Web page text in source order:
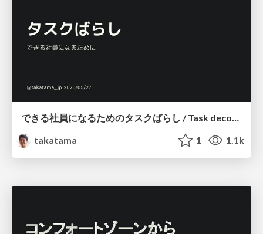
できる社員になるためのタスクばらし / Task decomposition skill for self management
takatama
1 1.1k